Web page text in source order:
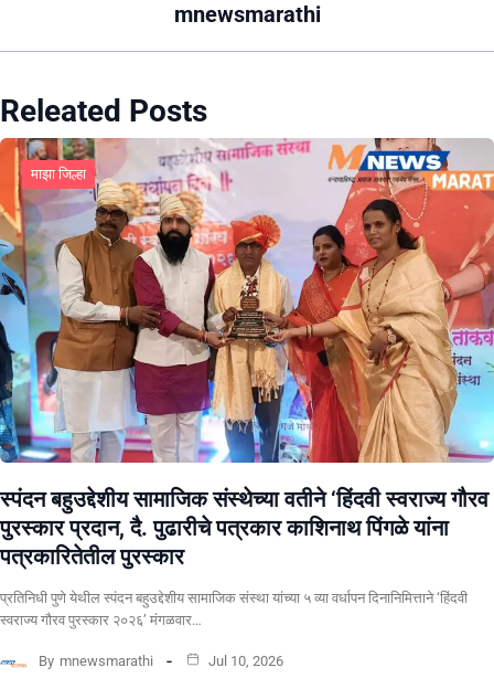
mnewsmarathi
Releated Posts
माझा जिल्हा
स्पंदन बहुउद्देशीय सामाजिक संस्थेच्या वतीने ‘हिंदवी स्वराज्य गौरव
पुरस्कार प्रदान, दै. पुढारीचे पत्रकार काशिनाथ पिंगळे यांना
पत्रकारितेतील पुरस्कार
प्रतिनिधी पुणे येथील स्पंदन बहुउद्देशीय सामाजिक संस्था यांच्या ५ व्या वर्धापन दिनानिमित्ताने ‘हिंदवी
स्वराज्य गौरव पुरस्कार २०२६’ मंगळवार…
By mnewsmarathi Jul 10, 2026